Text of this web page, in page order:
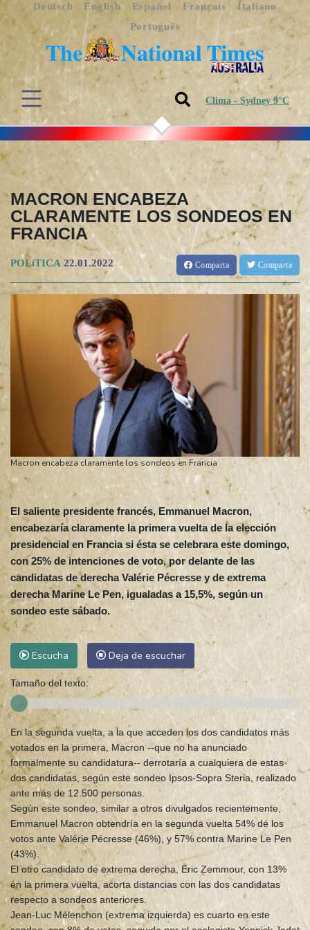
Deutsch English Español Français
Italiano
Português
Clima - Sydney 9°C
MACRON ENCABEZA
CLARAMENTE LOS SONDEOS EN
FRANCIA
POLíTICA 22.01.2022 Comparta Comparta
Macron encabeza claramente los sondeos en Francia
El saliente presidente francés, Emmanuel Macron,
encabezaría claramente la primera vuelta de la elección
presidencial en Francia si ésta se celebrara este domingo,
con 25% de intenciones de voto, por delante de las
candidatas de derecha Valérie Pécresse y de extrema
derecha Marine Le Pen, igualadas a 15,5%, según un
sondeo este sábado.
Escucha Deja de escuchar
Tamaño del texto:
En la segunda vuelta, a la que acceden los dos candidatos más
votados en la primera, Macron --que no ha anunciado
formalmente su candidatura-- derrotaría a cualquiera de estas
dos candidatas, según este sondeo Ipsos-Sopra Steria, realizado
ante más de 12.500 personas.
Según este sondeo, similar a otros divulgados recientemente,
Emmanuel Macron obtendría en la segunda vuelta 54% de los
votos ante Valérie Pécresse (46%), y 57% contra Marine Le Pen
(43%).
El otro candidato de extrema derecha, Eric Zemmour, con 13%
en la primera vuelta, acorta distancias con las dos candidatas
respecto a sondeos anteriores.
Jean-Luc Mélenchon (extrema izquierda) es cuarto en este